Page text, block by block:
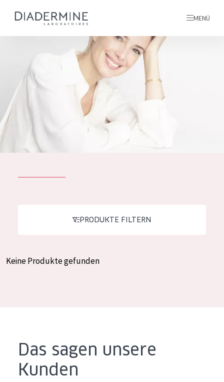
Nachtcreme
Augencreme
ALLE PRODUKTE
MENÜ
Über uns
Inspiration
Spanish
PRODUKTE FILTERN
Keine Produkte gefunden
Das sagen unsere
Kunden